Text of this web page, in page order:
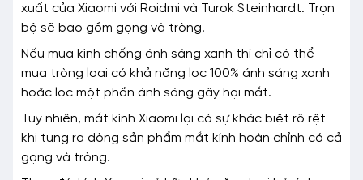
xuất của Xiaomi với Roidmi và Turok Steinhardt. Trọn
bộ sẽ bao gồm gọng và tròng.
Nếu mua kính chống ánh sáng xanh thì chỉ có thể
mua tròng loại có khả năng lọc 100% ánh sáng xanh
hoặc lọc một phần ánh sáng gây hại mắt.
Tuy nhiên, mắt kính Xiaomi lại có sự khác biệt rõ rệt
khi tung ra dòng sản phẩm mắt kính hoàn chỉnh có cả
gọng và tròng.